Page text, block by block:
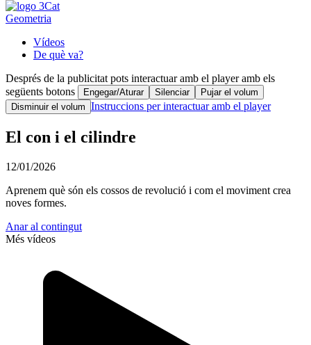
Geometria
Vídeos
De què va?
Després de la publicitat pots interactuar amb el player amb els
següents botons
Engegar/Aturar Silenciar
Pujar el volum
Disminuir el volum Instruccions per interactuar amb el player
El con i el cilindre
12/01/2026
Aprenem què són els cossos de revolució i com el moviment crea
noves formes.
Anar al contingut
Més vídeos